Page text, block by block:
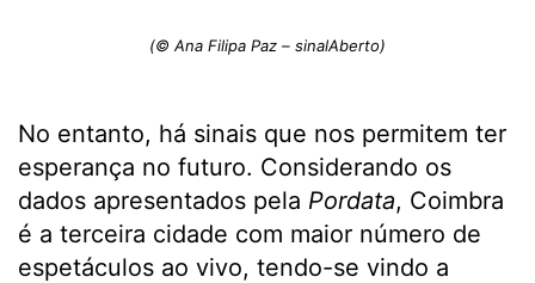
(© Ana Filipa Paz – sinalAberto)
No entanto, há sinais que nos permitem ter
esperança no futuro. Considerando os
dados apresentados pela Pordata, Coimbra
é a terceira cidade com maior número de
espetáculos ao vivo, tendo-se vindo a